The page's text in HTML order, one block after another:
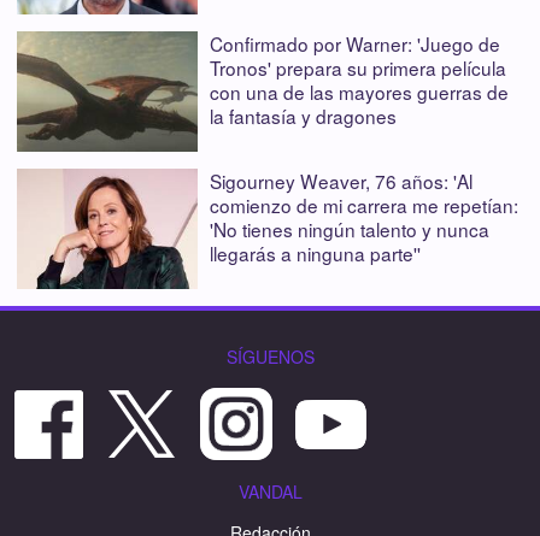
Confirmado por Warner: 'Juego de
Tronos' prepara su primera película
con una de las mayores guerras de
la fantasía y dragones
Sigourney Weaver, 76 años: 'Al
comienzo de mi carrera me repetían:
'No tienes ningún talento y nunca
llegarás a ninguna parte''
SÍGUENOS
VANDAL